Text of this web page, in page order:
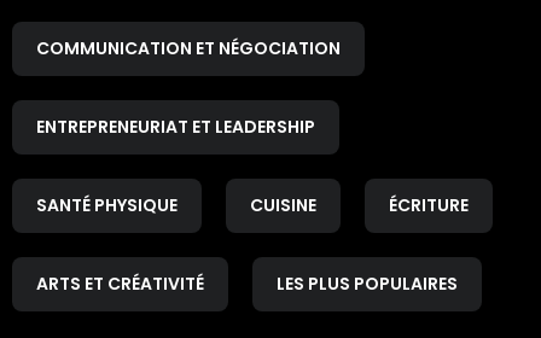
COMMUNICATION ET NÉGOCIATION
ENTREPRENEURIAT ET LEADERSHIP
SANTÉ PHYSIQUE CUISINE ÉCRITURE
ARTS ET CRÉATIVITÉ LES PLUS POPULAIRES